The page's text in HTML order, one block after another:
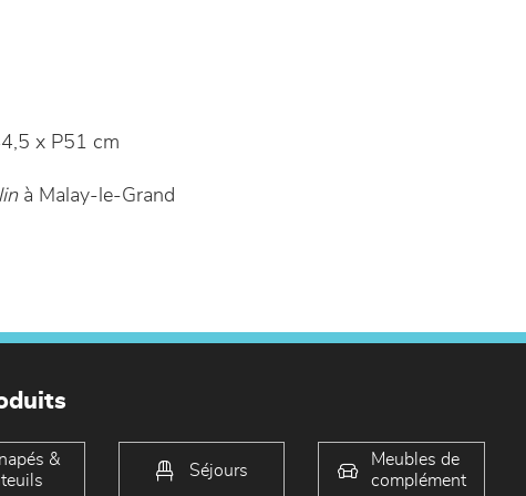
x P51 cm
à Malay-le-Grand
&
Séjours
Meubles de
complément